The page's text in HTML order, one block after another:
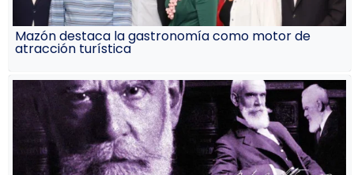
Mazón destaca la gastronomía como motor de
atracción turística